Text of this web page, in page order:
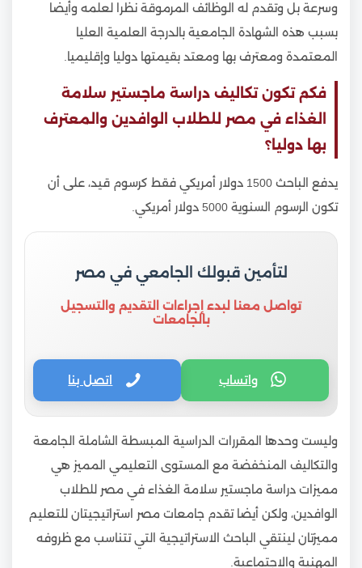
وسرعة بل وتقدم له الوظائف المرموقة نظرا لعلمه وأيضا
بسبب هذه الشهادة الجامعية بالدرجة العلمية العليا
المعتمدة ومعترف بها ومعتد بقيمتها دوليا وإقليميا.
فكم تكون تكاليف دراسة ماجستير سلامة
الغذاء في مصر للطلاب الوافدين والمعترف
بها دوليا؟
يدفع الباحث 1500 دولار أمريكي فقط كرسوم قيد، على أن
تكون الرسوم السنوية 5000 دولار أمريكي.
لتأمين قبولك الجامعي في مصر
تواصل معنا لبدء إجراءات التقديم والتسجيل
بالجامعات
واتساب اتصل بنا
وليست وحدها المقررات الدراسية المبسطة الشاملة الجامعة
والتكاليف المنخفضة مع المستوى التعليمي المميز هي
مميزات دراسة ماجستير سلامة الغذاء في مصر للطلاب
الوافدين، ولكن أيضا تقدم جامعات مصر استراتيجيتان للتعليم
مميزتان لينتقي الباحث الاستراتيجية التي تتناسب مع ظروفه
المهنية والاجتماعية.